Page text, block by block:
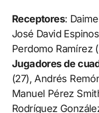
Receptores:
José David
Perdomo Ramírez
Jugadores de
(27), Andrés
Manuel Pérez
Rodríguez